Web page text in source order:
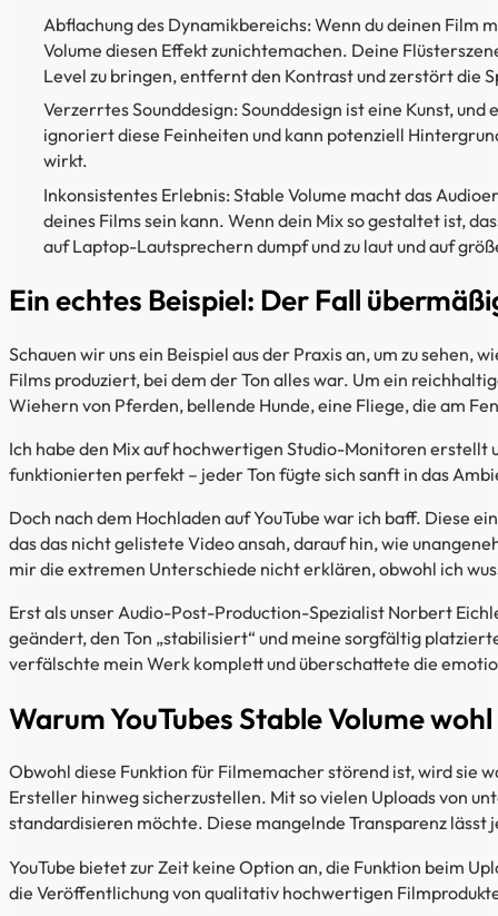
Abflachung des Dynamikbereichs: Wenn du deinen Film
Volume diesen Effekt zunichtemachen. Deine
Level zu bringen, entfernt den Kontrast und zerstört die
Verzerrtes Sounddesign: Sounddesign ist eine Kunst,
ignoriert diese Feinheiten und kann potenziell
wirkt.
Inkonsistentes Erlebnis: Stable Volume macht das
deines Films sein kann. Wenn dein Mix so gestaltet ist,
auf Laptop-Lautsprechern dumpf und zu laut und auf
Ein echtes Beispiel: Der Fall
Schauen wir uns ein Beispiel aus der Praxis an, um zu
Films produziert, bei dem der Ton alles war. Um ein
Wiehern von Pferden, bellende Hunde, eine Fliege, die am
Ich habe den Mix auf hochwertigen Studio-Monitoren
funktionierten perfekt – jeder Ton fügte sich sanft in das
Doch nach dem Hochladen auf YouTube war ich baff. Diese
das das nicht gelistete Video ansah, darauf hin, wie
mir die extremen Unterschiede nicht erklären, obwohl ich
Erst als unser Audio-Post-Production-Spezialist Norbert
geändert, den Ton „stabilisiert“ und meine sorgfältig
verfälschte mein Werk komplett und überschattete die
Warum YouTubes Stable Volume
Obwohl diese Funktion für Filmemacher störend ist, wird sie
Ersteller hinweg sicherzustellen. Mit so vielen Uploads von
standardisieren möchte. Diese mangelnde Transparenz
YouTube bietet zur Zeit keine Option an, die Funktion beim
die Veröffentlichung von qualitativ hochwertigen